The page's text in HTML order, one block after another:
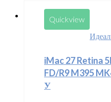
Quickview
iMac 27 Retina
FD/R9 M395
У